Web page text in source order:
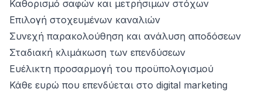
Καθορισμό σαφών και μετρήσιμων στόχων
Επιλογή στοχευμένων καναλιών
Συνεχή παρακολούθηση και ανάλυση αποδόσεων
Σταδιακή κλιμάκωση των επενδύσεων
Ευέλικτη προσαρμογή του προϋπολογισμού
Κάθε ευρώ που επενδύεται στο digital marketing